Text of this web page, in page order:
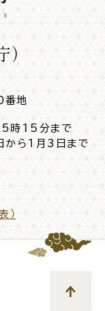
番地
時15分まで
から1月3日まで
）